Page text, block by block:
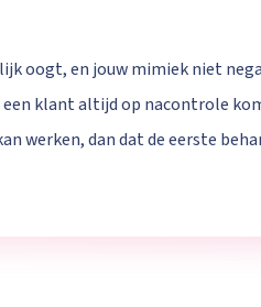
oogt, en jouw mimiek niet
klant altijd op nacontrole
werken, dan dat de eerste